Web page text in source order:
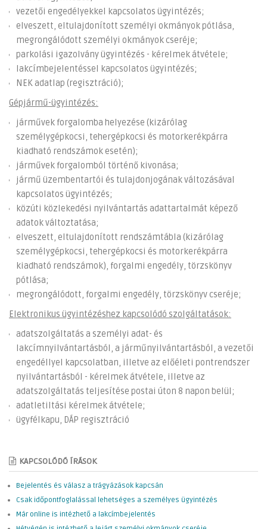
vezetői engedélyekkel kapcsolatos ügyintézés;
elveszett, eltulajdonított személyi okmányok pótlása,
megrongálódott személyi okmányok cseréje;
parkolási igazolvány ügyintézés - kérelmek átvétele;
lakcímbejelentéssel kapcsolatos ügyintézés;
NEK adatlap (regisztráció);
Gépjármű-ügyintézés:
járművek forgalomba helyezése (kizárólag
személygépkocsi, tehergépkocsi és motorkerékpárra
kiadható rendszámok esetén);
járművek forgalomból történő kivonása;
jármű üzembentartói és tulajdonjogának változásával
kapcsolatos ügyintézés;
közúti közlekedési nyilvántartás adattartalmát képező
adatok változtatása;
elveszett, eltulajdonított rendszámtábla (kizárólag
személygépkocsi, tehergépkocsi és motorkerékpárra
kiadható rendszámok), forgalmi engedély, törzskönyv
pótlása;
megrongálódott, forgalmi engedély, törzskönyv cseréje;
Elektronikus ügyintézéshez kapcsolódó szolgáltatások:
adatszolgáltatás a személyi adat- és
lakcímnyilvántartásból, a járműnyilvántartásból, a vezetői
engedéllyel kapcsolatban, illetve az előéleti pontrendszer
nyilvántartásból - kérelmek átvétele, illetve az
adatszolgáltatás teljesítése postai úton 8 napon belül;
adatletiltási kérelmek átvétele;
ügyfélkapu, DÁP regisztráció
KAPCSOLÓDÓ ÍRÁSOK
Bejelentés és válasz a trágyázások kapcsán
Csak időpontfoglalással lehetséges a személyes ügyintézés
Már online is intézhető a lakcímbejelentés